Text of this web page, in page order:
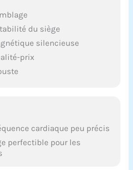
du siège
silencieuse
prix
cardiaque peu précis
perfectible pour les